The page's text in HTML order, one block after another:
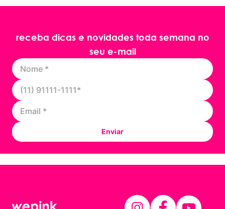
receba dicas e novidades toda semana no
seu e-mail
Enviar